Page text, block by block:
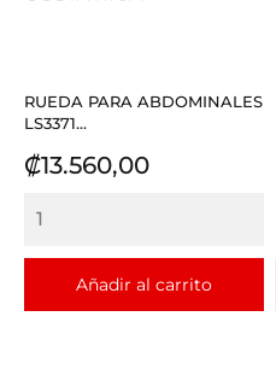
RUEDA PARA ABDOMINALES
LS3371...
Precio
₡13.560,00
Añadir al carrito